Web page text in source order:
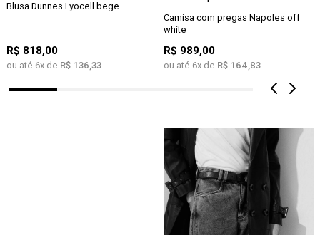
Blusa Dunnes Lyocell bege
R$ 818,00
ou até 6x de R$ 136,33
Camisa com pregas Napoles off
white
R$ 989,00
ou até 6x de R$ 164,83